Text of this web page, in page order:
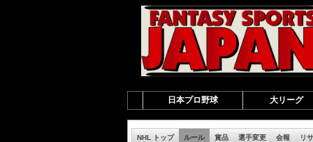
日本プロ野球 大リーグ
NHL トップ ルール 賞品 選手変更 会報 リ